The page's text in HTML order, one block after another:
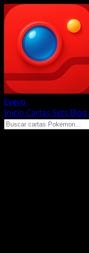
Eyevo
Inicio Cartas Sets Blog